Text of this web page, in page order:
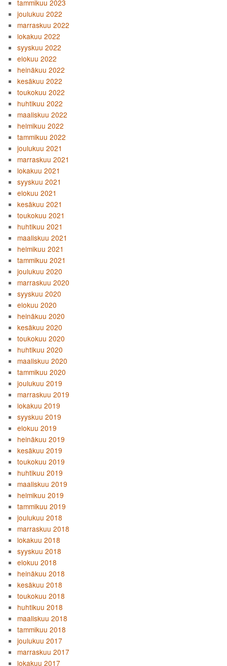
tammikuu 2023
joulukuu 2022
marraskuu 2022
lokakuu 2022
syyskuu 2022
elokuu 2022
heinäkuu 2022
kesäkuu 2022
toukokuu 2022
huhtikuu 2022
maaliskuu 2022
helmikuu 2022
tammikuu 2022
joulukuu 2021
marraskuu 2021
lokakuu 2021
syyskuu 2021
elokuu 2021
kesäkuu 2021
toukokuu 2021
huhtikuu 2021
maaliskuu 2021
helmikuu 2021
tammikuu 2021
joulukuu 2020
marraskuu 2020
syyskuu 2020
elokuu 2020
heinäkuu 2020
kesäkuu 2020
toukokuu 2020
huhtikuu 2020
maaliskuu 2020
tammikuu 2020
joulukuu 2019
marraskuu 2019
lokakuu 2019
syyskuu 2019
elokuu 2019
heinäkuu 2019
kesäkuu 2019
toukokuu 2019
huhtikuu 2019
maaliskuu 2019
helmikuu 2019
tammikuu 2019
joulukuu 2018
marraskuu 2018
lokakuu 2018
syyskuu 2018
elokuu 2018
heinäkuu 2018
kesäkuu 2018
toukokuu 2018
huhtikuu 2018
maaliskuu 2018
tammikuu 2018
joulukuu 2017
marraskuu 2017
lokakuu 2017